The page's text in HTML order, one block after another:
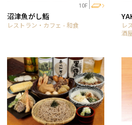
10F
沼津魚がし鮨
レストラン・カフェ - 和食
レ
酒